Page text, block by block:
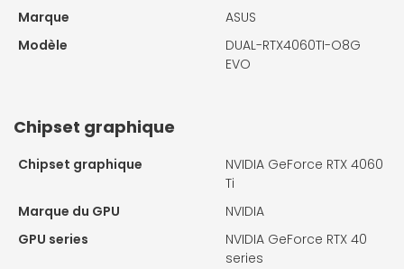
Marque
ASUS
Modèle
DUAL-RTX4060TI-O8G
EVO
Chipset graphique
Chipset graphique
NVIDIA GeForce RTX 4060
Ti
Marque du GPU
NVIDIA
GPU series
NVIDIA GeForce RTX 40
series